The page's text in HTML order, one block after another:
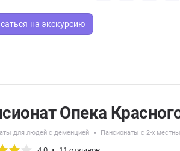
на экскурсию
Опека
для людей с деменцией Пансионаты с 2-х